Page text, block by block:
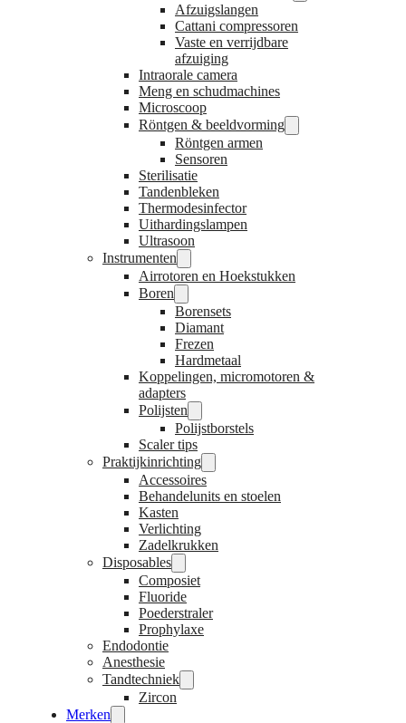
Afzuigslangen
Cattani compressoren
Vaste en verrijdbare
afzuiging
Intraorale camera
Meng en schudmachines
Microscoop
Röntgen & beeldvorming
Röntgen armen
Sensoren
Sterilisatie
Tandenbleken
Thermodesinfector
Uithardingslampen
Ultrasoon
Instrumenten
Airrotoren en Hoekstukken
Boren
Borensets
Diamant
Frezen
Hardmetaal
Koppelingen, micromotoren &
adapters
Polijsten
Polijstborstels
Scaler tips
Praktijkinrichting
Accessoires
Behandelunits en stoelen
Kasten
Verlichting
Zadelkrukken
Disposables
Composiet
Fluoride
Poederstraler
Prophylaxe
Endodontie
Anesthesie
Tandtechniek
Zircon
Merken